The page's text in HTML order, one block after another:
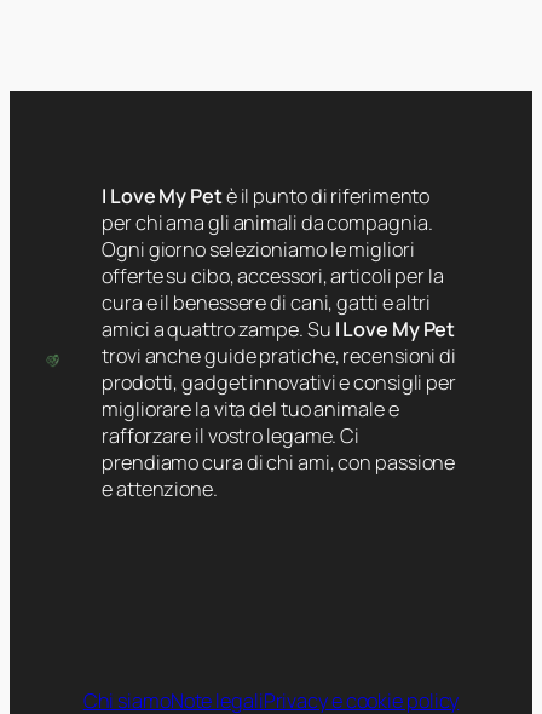
I Love My Petè il punto di riferimento
per chi ama gli animali da compagnia.
Ogni giorno selezioniamo le migliori
offerte su cibo, accessori, articoli per la
cura e il benessere di cani, gatti e altri
amici a quattro zampe. Su I Love My Pet
trovi anche guide pratiche, recensioni di
prodotti, gadget innovativi e consigli per
migliorare la vita del tuo animale e
rafforzare il vostro legame. Ci
prendiamo cura di chi ami, con passione
e attenzione.
Chi siamoNote legaliPrivacy e cookie policy